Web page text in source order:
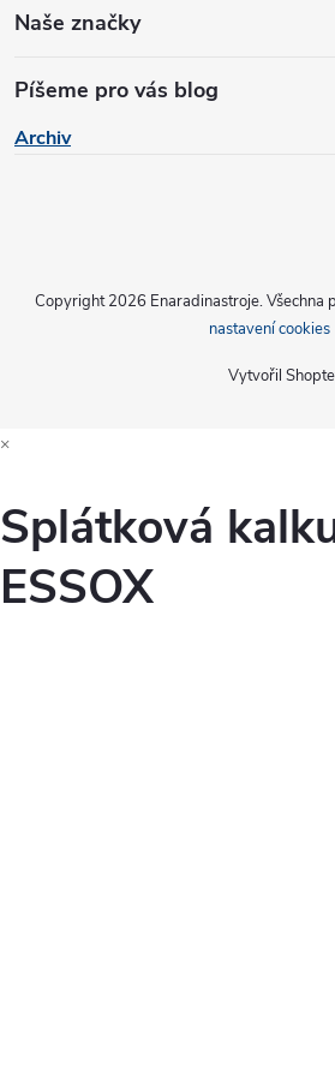
Naše značky
Píšeme pro vás blog
Archiv
Vytvořil
Copyright 2026 Enaradinastroje. Všechna
nastavení cookies
×
Splátková
ESSOX